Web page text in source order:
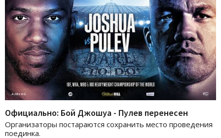
Официально: Бой Джошуа - Пулев перенесен
Организаторы постараются сохранить место проведения
поединка.